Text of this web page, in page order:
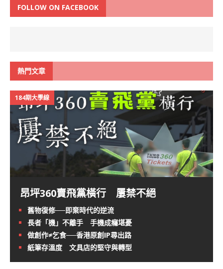
FOLLOW ON FACEBOOK
熱門文章
184期大學線
昂坪360賣飛黨橫行 屢禁不絕
舊物復修──即棄時代的逆流
長者「機」不離手 手機成癮堪憂
做創作≠乞食──香港原創IP尋出路
紙筆存溫度 文具店的堅守與轉型